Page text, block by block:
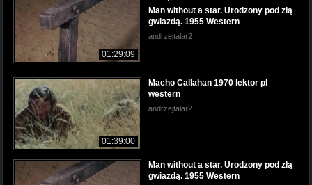
01:29:09
Man without a star. Urodzony pod złą
gwiazdą. 1955 Western
andrzejtalar2
01:39:00
Macho Callahan 1970 lektor pl
western
andrzejtalar2
Man without a star. Urodzony pod złą
gwiazdą. 1955 Western